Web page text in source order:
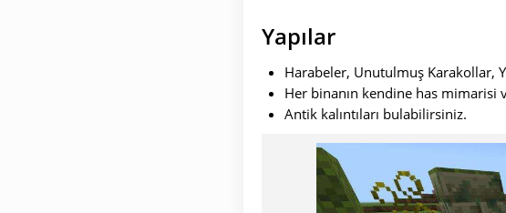
Yapılar
Harabeler, Unutulmuş Karakollar,
Her binanın kendine has mimarisi
Antik kalıntıları bulabilirsiniz.